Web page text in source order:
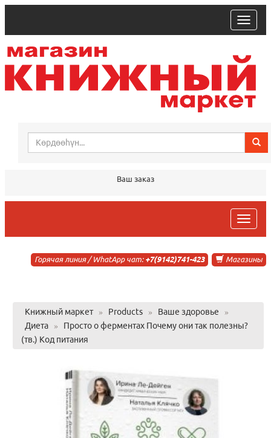
trk
Ваш заказ
trk
Магазины
Горячая линия / WhatApp чат: +7(9142)741-423
Книжный маркет » Products » Ваше здоровье
»
Диета
»
Просто о ферментах Почему они так полезны?
(тв.) Код питания